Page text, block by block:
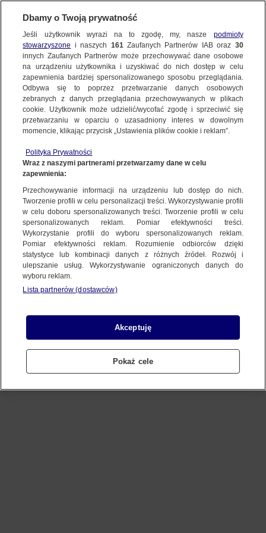
Oops!
Something went wrong. Please try
refreshing the app
Dbamy o Twoją prywatność
Jeśli użytkownik wyrazi na to zgodę, my, nasze podmioty
stowarzyszone i naszych 161Zaufanych Partnerów IAB oraz 30
innych Zaufanych Partnerów może przechowywać dane osobowe
na urządzeniu użytkownika i uzyskiwać do nich dostęp w celu
zapewnienia bardziej spersonalizowanego sposobu przeglądania.
Odbywa się to poprzez przetwarzanie danych osobowych
zebranych z danych przeglądania przechowywanych w plikach
cookie. Użytkownik może udzielić/wycofać zgodę i sprzeciwić się
przetwarzaniu w oparciu o uzasadniony interes w dowolnym
momencie, klikając przycisk „Ustawienia plików cookie i reklam”.
Polityka Prywatności
Wraz z naszymi partnerami przetwarzamy dane w celu
zapewnienia:
Przechowywanie informacji na urządzeniu lub dostęp do nich.
Tworzenie profili w celu personalizacji treści. Wykorzystywanie profili
w celu doboru spersonalizowanych treści. Tworzenie profili w celu
spersonalizowanych reklam. Pomiar efektywności treści.
Wykorzystanie profili do wyboru spersonalizowanych reklam.
Pomiar efektywności reklam. Rozumienie odbiorców dzięki
statystyce lub kombinacji danych z różnych źródeł. Rozwój i
ulepszanie usług. Wykorzystywanie ograniczonych danych do
wyboru reklam.
Lista partnerów (dostawców)
Akceptuję
Pokaż cele